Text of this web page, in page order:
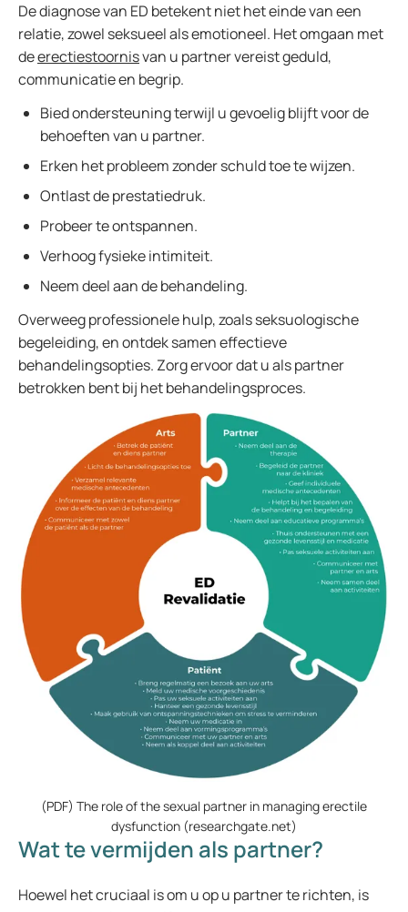
De diagnose van ED betekent niet het einde van een
relatie, zowel seksueel als emotioneel. Het omgaan met
deerectiestoornisvan u partner vereist geduld,
communicatie en begrip.
Bied ondersteuning terwijl u gevoelig blijft voor de
behoeften van u partner.
Erken het probleem zonder schuld toe te wijzen.
Ontlast de prestatiedruk.
Probeer te ontspannen.
Verhoog fysieke intimiteit.
Neem deel aan de behandeling.
Overweeg professionele hulp, zoals seksuologische
begeleiding, en ontdek samen effectieve
behandelingsopties. Zorg ervoor dat u als partner
betrokken bent bij het behandelingsproces.
(PDF) The role of the sexual partner in managing erectile
dysfunction (researchgate.net)
Wat te vermijden als partner?
Hoewel het cruciaal is om u op u partner te richten, is